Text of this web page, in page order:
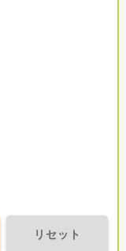
リセット